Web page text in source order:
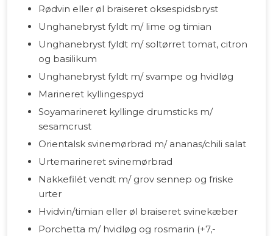
Rødvin eller øl braiseret oksespidsbryst
Unghanebryst fyldt m/ lime og timian
Unghanebryst fyldt m/ soltørret tomat, citron
og basilikum
Unghanebryst fyldt m/ svampe og hvidløg
Marineret kyllingespyd
Soyamarineret kyllinge drumsticks m/
sesamcrust
Orientalsk svinemørbrad m/ ananas/chili salat
Urtemarineret svinemørbrad
Nakkefilét vendt m/ grov sennep og friske
urter
Hvidvin/timian eller øl braiseret svinekæber
Porchetta m/ hvidløg og rosmarin (+7,-